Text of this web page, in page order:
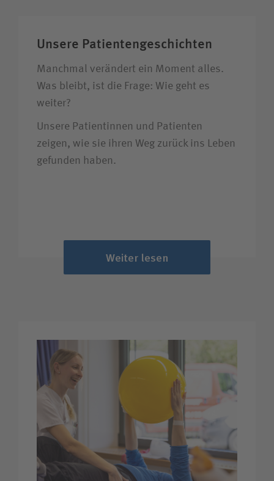
Unsere Patientengeschichten
Manchmal verändert ein Moment alles.
Was bleibt, ist die Frage: Wie geht es
weiter?
Unsere Patientinnen und Patienten
zeigen, wie sie ihren Weg zurück ins Leben
gefunden haben.
Weiter lesen